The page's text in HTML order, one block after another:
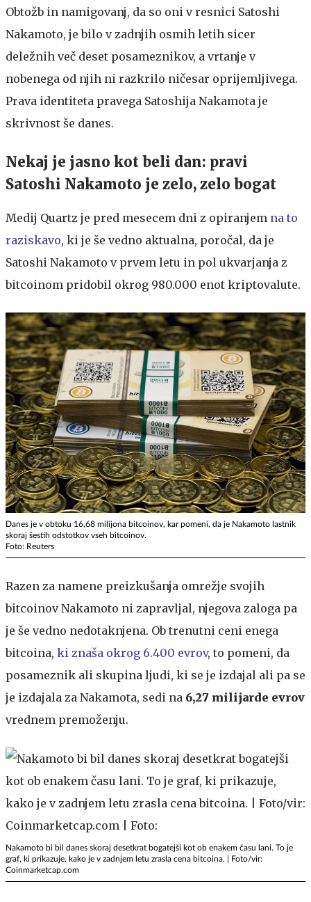
Obtožb in namigovanj, da so oni v resnici Satoshi
Nakamoto, je bilo v zadnjih osmih letih sicer
deležnih več deset posameznikov, a vrtanje v
nobenega od njih ni razkrilo ničesar oprijemljivega.
Prava identiteta pravega Satoshija Nakamota je
skrivnost še danes.
Nekaj je jasno kot beli dan: pravi
Satoshi Nakamoto je zelo, zelo bogat
Medij Quartz je pred mesecem dni z opiranjem na to
raziskavo, ki je še vedno aktualna, poročal, da je
Satoshi Nakamoto v prvem letu in pol ukvarjanja z
bitcoinom pridobil okrog 980.000 enot kriptovalute.
Danes je v obtoku 16,68 milijona bitcoinov, kar pomeni, da je Nakamoto lastnik
skoraj šestih odstotkov vseh bitcoinov.
Foto: Reuters
Razen za namene preizkušanja omrežje svojih
bitcoinov Nakamoto ni zapravljal, njegova zaloga pa
je še vedno nedotaknjena. Ob trenutni ceni enega
bitcoina, ki znaša okrog 6.400 evrov, to pomeni, da
posameznik ali skupina ljudi, ki se je izdajal ali pa se
je izdajala za Nakamota, sedi na 6,27 milijarde evrov
vrednem premoženju.
Nakamoto bi bil danes skoraj desetkrat bogatejši kot ob enakem času lani. To je
graf, ki prikazuje, kako je v zadnjem letu zrasla cena bitcoina. | Foto/vir:
Coinmarketcap.com